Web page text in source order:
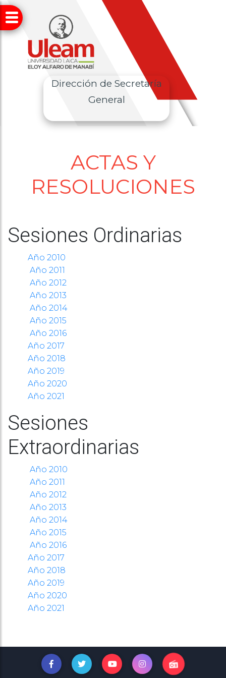
Dirección de Secretaría
General
ACTAS Y
RESOLUCIONES
Sesiones Ordinarias
Año 2010
Año 2011
Año 2012
Año 2013
Año 2014
Año 2015
Año 2016
Año 2017
Año 2018
Año 2019
Año 2020
Año 2021
Sesiones
Extraordinarias
Año 2010
Año 2011
Año 2012
Año 2013
Año 2014
Año 2015
Año 2016
Año 2017
Año 2018
Año 2019
Año 2020
Año 2021